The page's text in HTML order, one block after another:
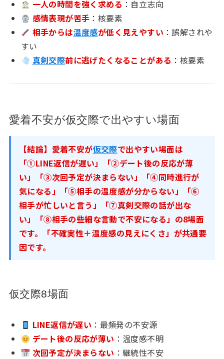
一人の時間を強く求める ：自立志向
感情表現が苦手 ：核要素
相手からは温度感が低く見えやすい ：誤解されや
すい
真剣交際前に逃げたくなることがある ：核要素
愛着不安が仮交際で出やすい場面
【結論】愛着不安が仮交際で出やすい場面は
「①LINE返信が遅い」「②デート後の反応が薄
い」「③次回予定が決まらない」「④同時進行が
気になる」「⑤相手の温度感が分からない」「⑥
相手が忙しいと言う」「⑦真剣交際の話が出な
い」「⑧相手の些細な言動で不安になる」の8場面
です。「不確実性＋温度感の見えにくさ」が共通要
因です。
仮交際8場面
LINE返信が遅い ：最頻発の不安源
デート後の反応が薄い ：温度感不明
次回予定が決まらない ：継続性不安